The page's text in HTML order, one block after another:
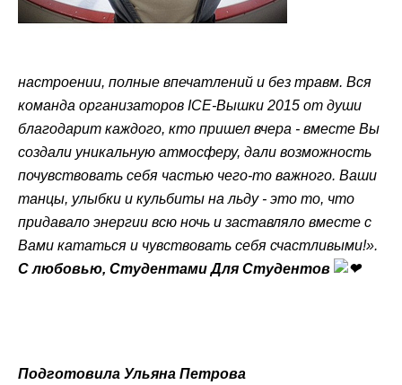
настроении, полные впечатлений и без травм. Вся
команда организаторов ICE-Вышки 2015 от души
благодарит каждого, кто пришел вчера - вместе Вы
создали уникальную атмосферу, дали возможность
почувствовать себя частью чего-то важного. Ваши
танцы, улыбки и кульбиты на льду - это то, что
придавало энергии всю ночь и заставляло вместе с
Вами кататься и чувствовать себя счастливыми!».
С любовью, Студентами Для Студентов
Подготовила Ульяна Петрова